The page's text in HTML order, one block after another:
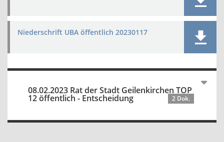
Niederschrift UBA öffentlich 20230117
08.02.2023 Rat der Stadt Geilenkirchen TOP
12 öffentlich - Entscheidung 2 Dok.